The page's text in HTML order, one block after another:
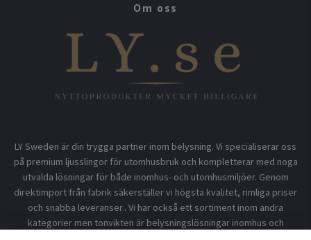
Om oss
LY Sweden är din trygga partner inom belysning. Vi specialiserar oss
på premium ljusslingor för utomhusbruk och kompletterar med noga
utvalda lösningar för både inomhus- och utomhusmiljöer. Genom
direktimport från fabrik säkerställer vi högsta kvalitet, rimliga priser
och snabba leveranser.. Vi har också ett sortiment inom andra
kategorier men tonvikten är belysningslösningar inomhus och